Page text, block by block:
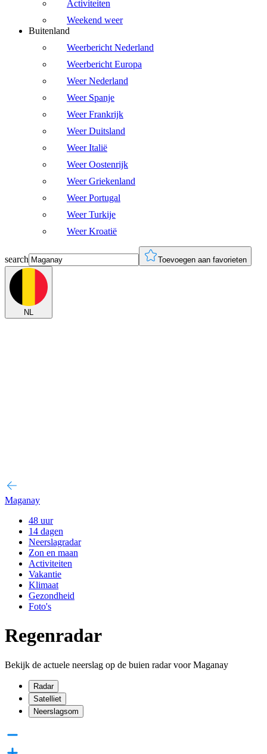
Activiteiten
Weekend weer
Buitenland
Weerbericht Nederland
Weerbericht Europa
Weer Nederland
Weer Spanje
Weer Frankrijk
Weer Duitsland
Weer Italië
Weer Oostenrijk
Weer Griekenland
Weer Portugal
Weer Turkije
Weer Kroatië
search Toevoegen aan favorieten
NL
Maganay
48 uur
14 dagen
Neerslagradar
Zon en maan
Activiteiten
Vakantie
Klimaat
Gezondheid
Foto's
Regenradar
Bekijk de actuele neerslag op de buien radar voor Maganay
Radar
Satelliet
Neerslagsom